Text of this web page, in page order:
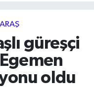
güreşçi
oldu